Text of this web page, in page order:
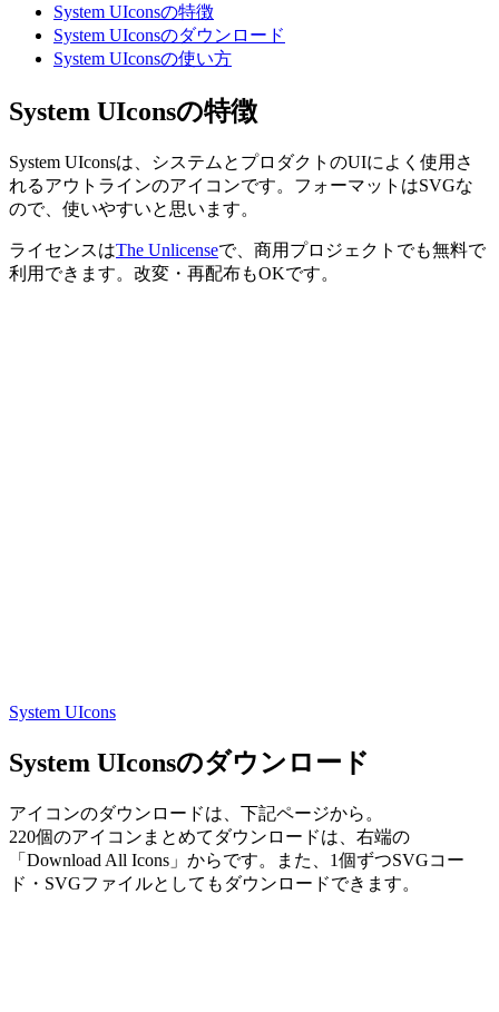
System UIconsの特徴
System UIconsのダウンロード
System UIconsの使い方
System UIconsの特徴
System UIconsは、システムとプロダクトのUIによく使用さ
れるアウトラインのアイコンです。フォーマットはSVGな
ので、使いやすいと思います。
ライセンスはThe Unlicenseで、商用プロジェクトでも無料で
利用できます。改変・再配布もOKです。
System UIcons
System UIconsのダウンロード
アイコンのダウンロードは、下記ページから。
220個のアイコンまとめてダウンロードは、右端の
「Download All Icons」からです。また、1個ずつSVGコー
ド・SVGファイルとしてもダウンロードできます。